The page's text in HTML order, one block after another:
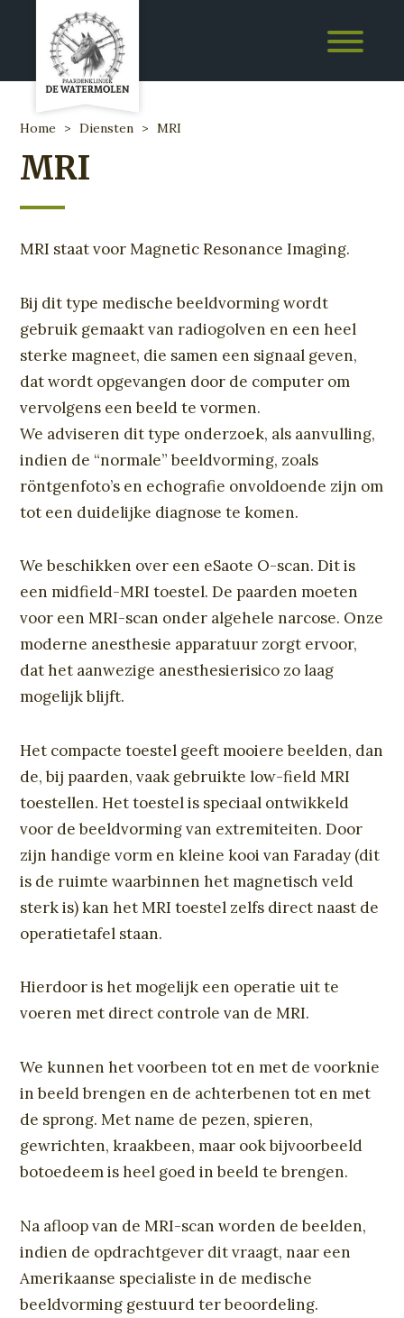
Home > Diensten > MRI
MRI
MRI staat voor Magnetic Resonance Imaging.
Bij dit type medische beeldvorming wordt
gebruik gemaakt van radiogolven en een heel
sterke magneet, die samen een signaal geven,
dat wordt opgevangen door de computer om
vervolgens een beeld te vormen.
We adviseren dit type onderzoek, als aanvulling,
indien de “normale” beeldvorming, zoals
röntgenfoto’s en echografie onvoldoende zijn om
tot een duidelijke diagnose te komen.
We beschikken over een eSaote O-scan. Dit is
een midfield-MRI toestel. De paarden moeten
voor een MRI-scan onder algehele narcose. Onze
moderne anesthesie apparatuur zorgt ervoor,
dat het aanwezige anesthesierisico zo laag
mogelijk blijft.
Het compacte toestel geeft mooiere beelden, dan
de, bij paarden, vaak gebruikte low-field MRI
toestellen. Het toestel is speciaal ontwikkeld
voor de beeldvorming van extremiteiten. Door
zijn handige vorm en kleine kooi van Faraday (dit
is de ruimte waarbinnen het magnetisch veld
sterk is) kan het MRI toestel zelfs direct naast de
operatietafel staan.
Hierdoor is het mogelijk een operatie uit te
voeren met direct controle van de MRI.
We kunnen het voorbeen tot en met de voorknie
in beeld brengen en de achterbenen tot en met
de sprong. Met name de pezen, spieren,
gewrichten, kraakbeen, maar ook bijvoorbeeld
botoedeem is heel goed in beeld te brengen.
Na afloop van de MRI-scan worden de beelden,
indien de opdrachtgever dit vraagt, naar een
Amerikaanse specialiste in de medische
beeldvorming gestuurd ter beoordeling.